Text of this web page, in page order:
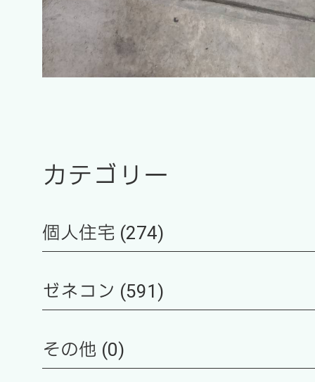
カテゴリー
個人住宅 (274)
ゼネコン (591)
その他 (0)